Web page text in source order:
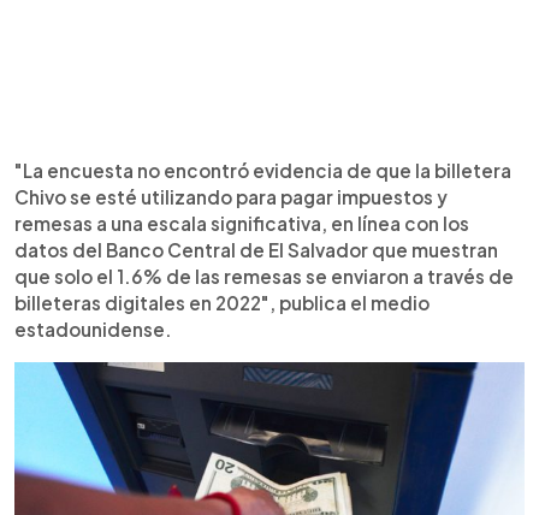
"La encuesta no encontró evidencia de que la billetera
Chivo se esté utilizando para pagar impuestos y
remesas a una escala significativa, en línea con los
datos del Banco Central de El Salvador que muestran
que solo el 1.6% de las remesas se enviaron a través de
billeteras digitales en 2022", publica el medio
estadounidense.